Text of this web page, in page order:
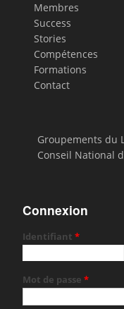
Membres
Success
Stories
Compétences
Formations
Contact
Groupements du
Conseil National
Connexion
Identifiant*
Mot de passe*